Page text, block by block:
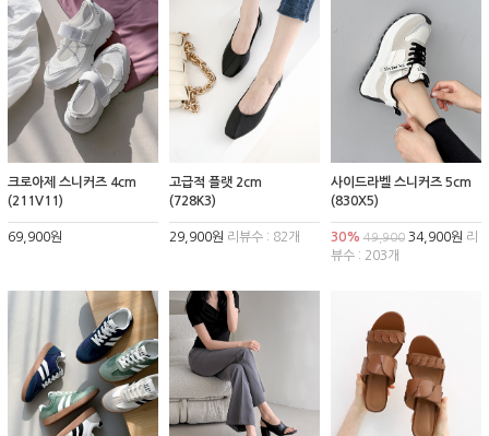
크로아제 스니커즈 4cm
(211V11)
69,900원
고급적 플랫 2cm
(728K3)
29,900원 리뷰수 : 82개
사이드라벨 스니커즈 5cm
(830X5)
30% 49,90034,900원 리
뷰수 : 203개